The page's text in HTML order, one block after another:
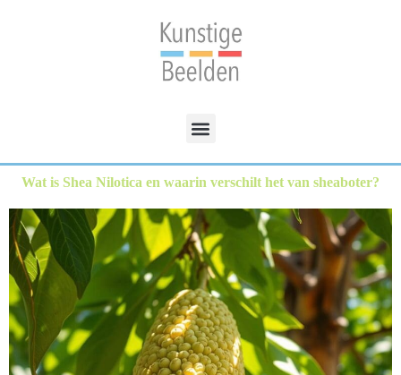
Wat is Shea Nilotica en waarin verschilt het van sheaboter?